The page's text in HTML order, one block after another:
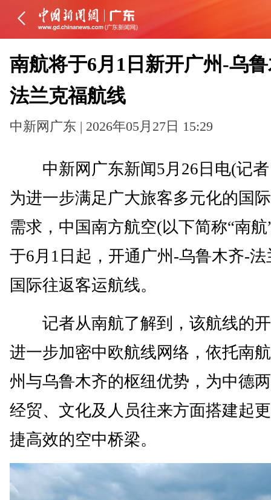
南航将于6月1日新开广州-乌
法兰克福航线
中新网广东 | 2026年05月27日 15:29
中新网广东新闻5月26日电(记者
为进一步满足广大旅客多元化的国
需求，中国南方航空(以下简称“南航
于6月1日起，开通广州-乌鲁木齐-法
国际往返客运航线。
记者从南航了解到，该航线的
进一步加密中欧航线网络，依托南
州与乌鲁木齐的枢纽优势，为中德
经贸、文化及人员往来方面搭建起
捷高效的空中桥梁。